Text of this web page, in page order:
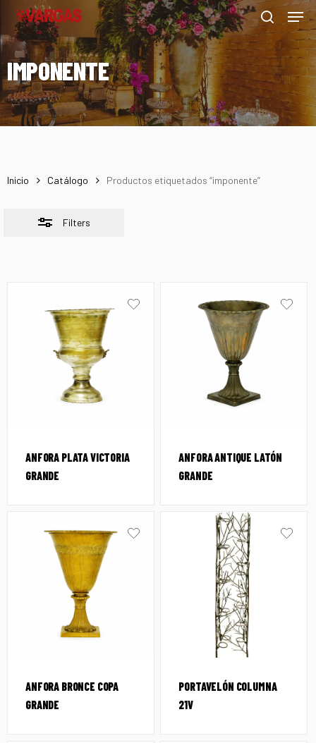
Skip
main
content
search
Menu
IMPONENTE
Inicio Catálogo Productos etiquetados “imponente”
Filters
Close
Filters
ANFORA PLATA VICTORIA
GRANDE
ANFORA ANTIQUE LATÓN
GRANDE
ANFORA BRONCE COPA
GRANDE
PORTAVELÓN COLUMNA
21V
Menu